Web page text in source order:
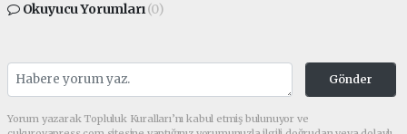
Okuyucu Yorumları(0)
Gönder
Yorum yazarak Topluluk Kuralları’nı kabul etmiş bulunuyor ve